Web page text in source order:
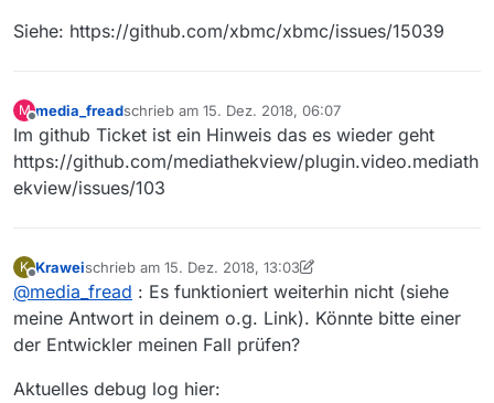
Siehe: https://github.com/xbmc/xbmc/issues/15039
M
Offline
media_freadschrieb am 15. Dez. 2018, 06:07
zuletzt editiert von
Im github Ticket ist ein Hinweis das es wieder geht
https://github.com/mediathekview/plugin.video.mediath
ekview/issues/103
K
Offline
Kraweischrieb am 15. Dez. 2018, 13:03
zuletzt editiert von Krawei
@media_fread : Es funktioniert weiterhin nicht (siehe
meine Antwort in deinem o.g. Link). Könnte bitte einer
der Entwickler meinen Fall prüfen?
Aktuelles debug log hier: